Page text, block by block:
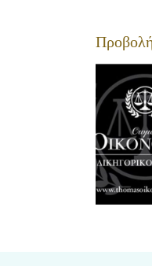
Προβολή